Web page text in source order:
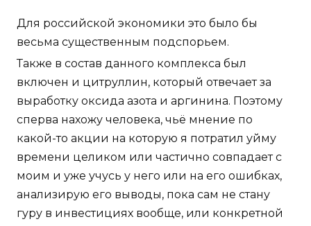
Для российской экономики это было бы
весьма существенным подспорьем.
Также в состав данного комплекса был
включен и цитруллин, который отвечает за
выработку оксида азота и аргинина. Поэтому
сперва нахожу человека, чьё мнение по
какой-то акции на которую я потратил уйму
времени целиком или частично совпадает с
моим и уже учусь у него или на его ошибках,
анализирую его выводы, пока сам не стану
гуру в инвестициях вообще, или конкретной